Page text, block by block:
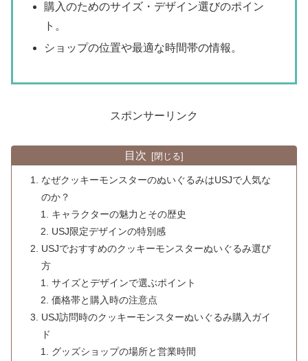
購入のためのサイズ・デザイン選びのポイン
ト。
ショップの位置や最適な時間帯の情報。
スポンサーリンク
目次
なぜクッキーモンスターのぬいぐるみはUSJで人気な
のか？
キャラクターの魅力とその歴史
USJ限定デザインの特別感
USJでおすすめのクッキーモンスターぬいぐるみ選び
方
サイズとデザインで選ぶポイント
価格帯と購入時の注意点
USJ訪問時のクッキーモンスターぬいぐるみ購入ガイ
ド
グッズショップの場所と営業時間